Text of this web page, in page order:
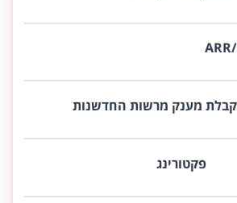
קבלת מענק מרשות החדשנות
פקטורינג